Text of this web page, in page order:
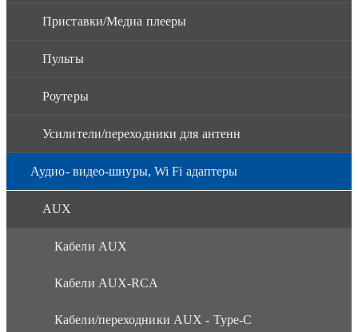
Приставки/Медиа плееры
Пульты
Роутеры
Усилители/переходники для антенн
Аудио- видео-шнуры, Wi Fi адаптеры
AUX
Кабели AUX
Кабели AUX-RCA
Кабели/переходники AUX - Type-C